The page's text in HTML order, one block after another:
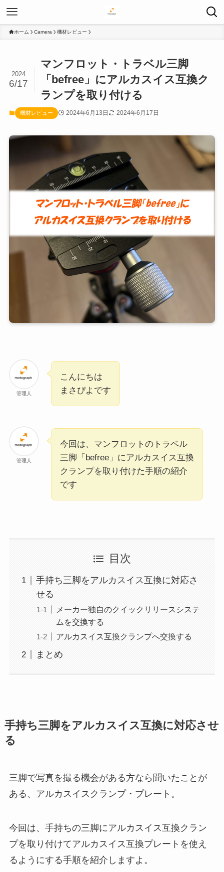
ホーム Camera 機材レビュー
マンフロット・トラベル三脚
「befree」にアルカスイス互換ク
ランプを取り付ける
2024
6/17
機材レビュー 2024年6月13日 2024年6月17日
管理人
こんにちは
まさぴよです
管理人
今回は、マンフロットのトラベル
三脚「befree」にアルカスイス互換
クランプを取り付けた手順の紹介
です
目次
手持ち三脚をアルカスイス互換に対応さ
せる
メーカー独自のクイックリリースシステ
ムを交換する
アルカスイス互換クランプへ交換する
まとめ
手持ち三脚をアルカスイス互換に対応させ
る
三脚で写真を撮る機会がある方なら聞いたことが
ある、アルカスイスクランプ・プレート。
今回は、手持ちの三脚にアルカスイス互換クラン
プを取り付けてアルカスイス互換プレートを使え
るようにする手順を紹介しますよ。